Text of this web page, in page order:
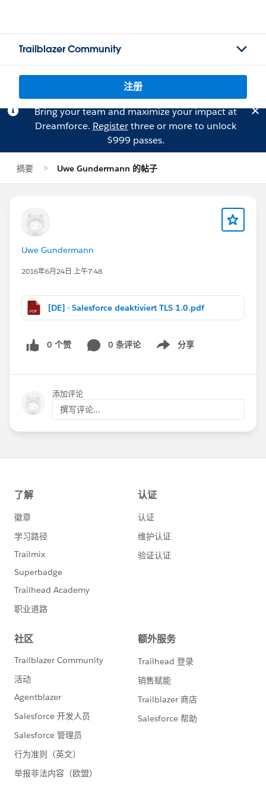
Trailblazer Community
注册
Bring your team and maximize your impact at
Dreamforce. Registerthree or more to unlock
$999 passes.
摘要 Uwe Gundermann 的帖子
Uwe Gundermann
2016年6月24日 上午7:48
[DE] - Salesforce deaktiviert TLS 1.0.pdf
0 个赞 0 条评论 分享
Show menu
添加评论
撰写评论...